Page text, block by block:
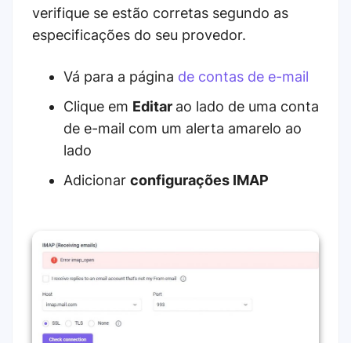
verifique se estão corretas segundo as
especificações do seu provedor.
Vá para a página de contas de e-mail
Clique em Editar ao lado de uma conta
de e-mail com um alerta amarelo ao
lado
Adicionar configurações IMAP